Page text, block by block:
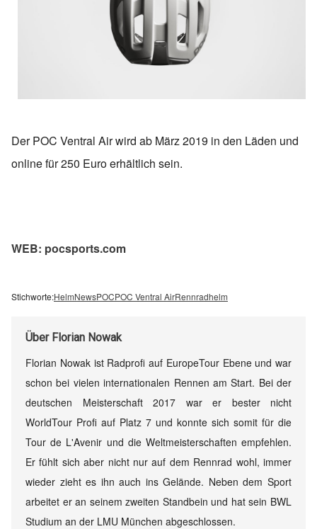
Der POC Ventral Air wird ab März 2019 in den Läden und
online für 250 Euro erhältlich sein.
WEB: pocsports.com
Stichworte:HelmNewsPOCPOC Ventral AirRennradhelm
Über Florian Nowak
Florian Nowak ist Radprofi auf EuropeTour Ebene und war
schon bei vielen internationalen Rennen am Start. Bei der
deutschen Meisterschaft 2017 war er bester nicht
WorldTour Profi auf Platz 7 und konnte sich somit für die
Tour de L'Avenir und die Weltmeisterschaften empfehlen.
Er fühlt sich aber nicht nur auf dem Rennrad wohl, immer
wieder zieht es ihn auch ins Gelände. Neben dem Sport
arbeitet er an seinem zweiten Standbein und hat sein BWL
Studium an der LMU München abgeschlossen.